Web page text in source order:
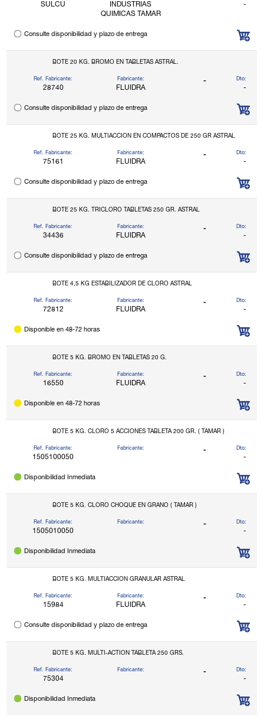
SULCU
INDUSTRIAS
QUIMICAS TAMAR
-
Consulte disponibilidad y plazo de entrega
BOTE 20 KG. BROMO EN TABLETAS ASTRAL.
Ref. Fabricante:
28740
Fabricante:
FLUIDRA
- Dto:
-
Consulte disponibilidad y plazo de entrega
BOTE 25 KG. MULTIACCION EN COMPACTOS DE 250 GR ASTRAL
Ref. Fabricante:
75161
Fabricante:
FLUIDRA
- Dto:
-
Consulte disponibilidad y plazo de entrega
BOTE 25 KG. TRICLORO TABLETAS 250 GR. ASTRAL
Ref. Fabricante:
34436
Fabricante:
FLUIDRA
- Dto:
-
Consulte disponibilidad y plazo de entrega
BOTE 4,5 KG ESTABILIZADOR DE CLORO ASTRAL
Ref. Fabricante:
72812
Fabricante:
FLUIDRA
- Dto:
-
Disponible en 48-72 horas
BOTE 5 KG. BROMO EN TABLETAS 20 G.
Ref. Fabricante:
16550
Fabricante:
FLUIDRA
- Dto:
-
Disponible en 48-72 horas
BOTE 5 KG. CLORO 5 ACCIONES TABLETA 200 GR. ( TAMAR )
Ref. Fabricante:
1505100050
Fabricante: - Dto:
-
Disponibilidad Inmediata
BOTE 5 KG. CLORO CHOQUE EN GRANO ( TAMAR )
Ref. Fabricante:
1505010050
Fabricante: - Dto:
-
Disponibilidad Inmediata
BOTE 5 KG. MULTIACCION GRANULAR ASTRAL
Ref. Fabricante:
15984
Fabricante:
FLUIDRA
- Dto:
-
Consulte disponibilidad y plazo de entrega
BOTE 5 KG. MULTI-ACTION TABLETA 250 GRS.
Ref. Fabricante:
75304
Fabricante: - Dto:
-
Disponibilidad Inmediata